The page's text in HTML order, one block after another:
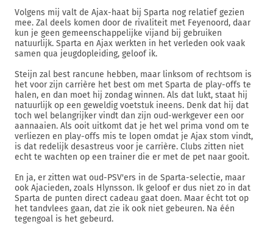
Volgens mij valt de Ajax-haat bij Sparta nog relatief gezien
mee. Zal deels komen door de rivaliteit met Feyenoord, daar
kun je geen gemeenschappelijke vijand bij gebruiken
natuurlijk. Sparta en Ajax werkten in het verleden ook vaak
samen qua jeugdopleiding, geloof ik.
Steijn zal best rancune hebben, maar linksom of rechtsom is
het voor zijn carrière het best om met Sparta de play-offs te
halen, en dan moet hij zondag winnen. Als dat lukt, staat hij
natuurlijk op een geweldig voetstuk ineens. Denk dat hij dat
toch wel belangrijker vindt dan zijn oud-werkgever een oor
aannaaien. Als ooit uitkomt dat je het wel prima vond om te
verliezen en play-offs mis te lopen omdat je Ajax stom vindt,
is dat redelijk desastreus voor je carrière. Clubs zitten niet
echt te wachten op een trainer die er met de pet naar gooit.
En ja, er zitten wat oud-PSV'ers in de Sparta-selectie, maar
ook Ajacieden, zoals Hlynsson. Ik geloof er dus niet zo in dat
Sparta de punten direct cadeau gaat doen. Maar écht tot op
het tandvlees gaan, dat zie ik ook niet gebeuren. Na één
tegengoal is het gebeurd.